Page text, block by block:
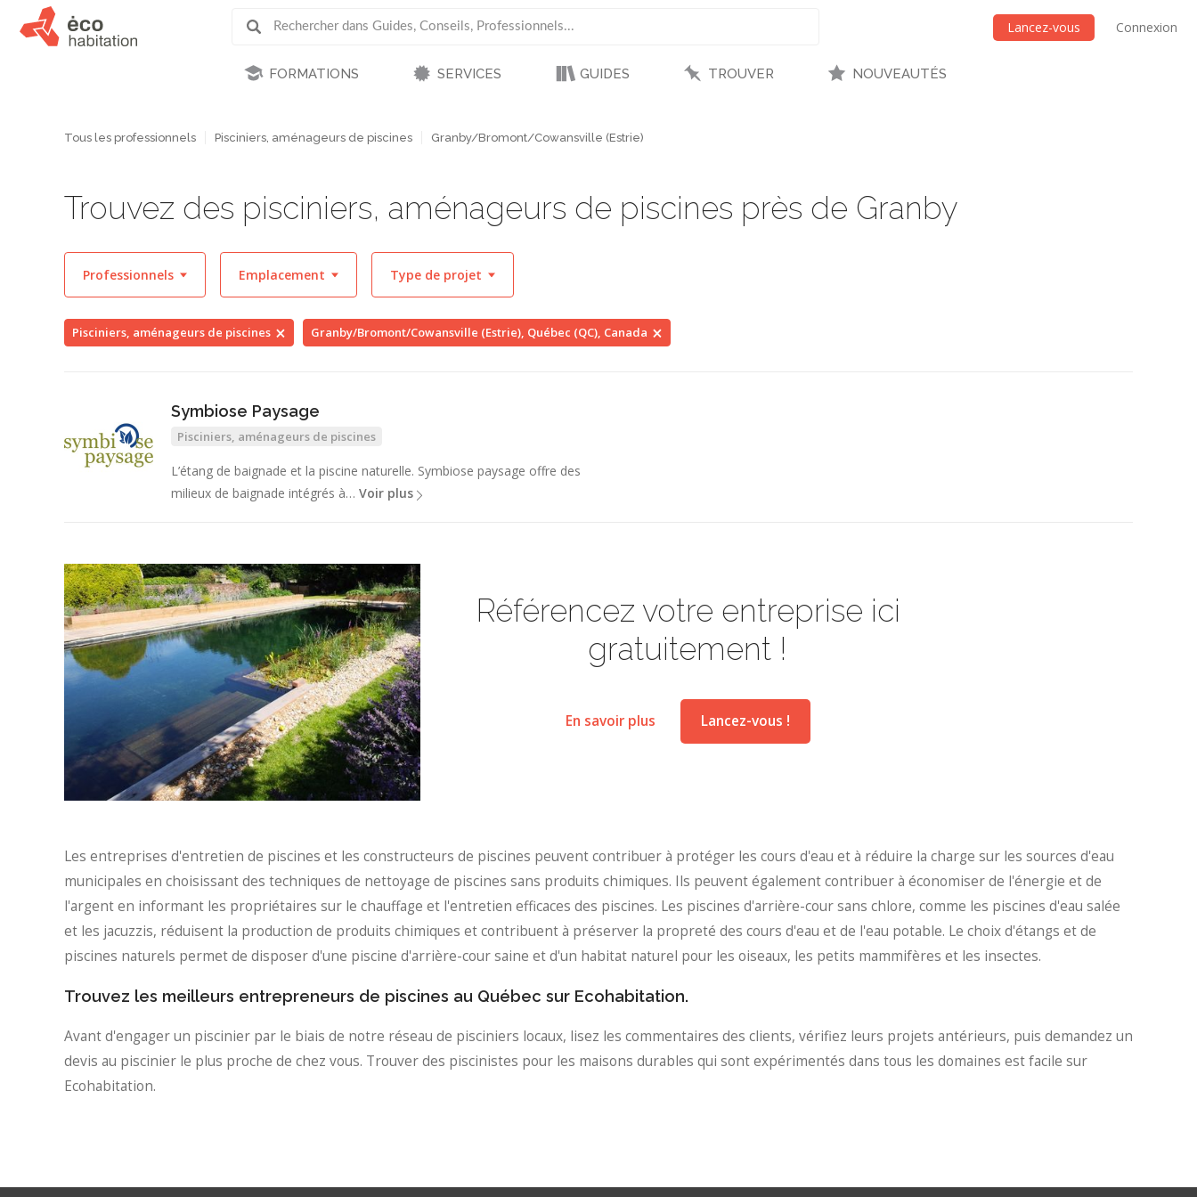
Lancez-vous Connexion
FORMATIONS SERVICES GUIDES TROUVER NOUVEAUTÉS
Tous les professionnels Pisciniers, aménageurs de piscines Granby/Bromont/Cowansville (Estrie)
Trouvez des pisciniers, aménageurs de piscines près de Granby
Professionnels Emplacement Type de projet
Pisciniers, aménageurs de piscines Granby/Bromont/Cowansville (Estrie), Québec (QC), Canada
Symbiose Paysage
Pisciniers, aménageurs de piscines
L’étang de baignade et la piscine naturelle. Symbiose paysage offre des
milieux de baignade intégrés à… Voir plus
Référencez votre entreprise ici
gratuitement !
En savoir plus Lancez-vous !
Les entreprises d'entretien de piscines et les constructeurs de piscines peuvent contribuer à protéger les cours d'eau et à réduire la charge sur les sources d'eau
municipales en choisissant des techniques de nettoyage de piscines sans produits chimiques. Ils peuvent également contribuer à économiser de l'énergie et de
l'argent en informant les propriétaires sur le chauffage et l'entretien efficaces des piscines. Les piscines d'arrière-cour sans chlore, comme les piscines d'eau salée
et les jacuzzis, réduisent la production de produits chimiques et contribuent à préserver la propreté des cours d'eau et de l'eau potable. Le choix d'étangs et de
piscines naturels permet de disposer d'une piscine d'arrière-cour saine et d'un habitat naturel pour les oiseaux, les petits mammifères et les insectes.
Trouvez les meilleurs entrepreneurs de piscines au Québec sur Ecohabitation.
Avant d'engager un piscinier par le biais de notre réseau de pisciniers locaux, lisez les commentaires des clients, vérifiez leurs projets antérieurs, puis demandez un
devis au piscinier le plus proche de chez vous. Trouver des piscinistes pour les maisons durables qui sont expérimentés dans tous les domaines est facile sur
Ecohabitation.